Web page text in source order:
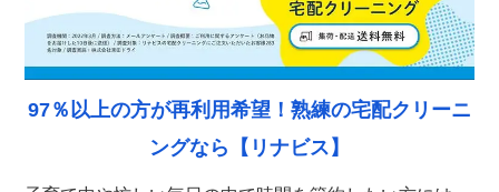
97％以上の方が再利用希望！熟練の宅配クリーニ
ングなら【リナビス】